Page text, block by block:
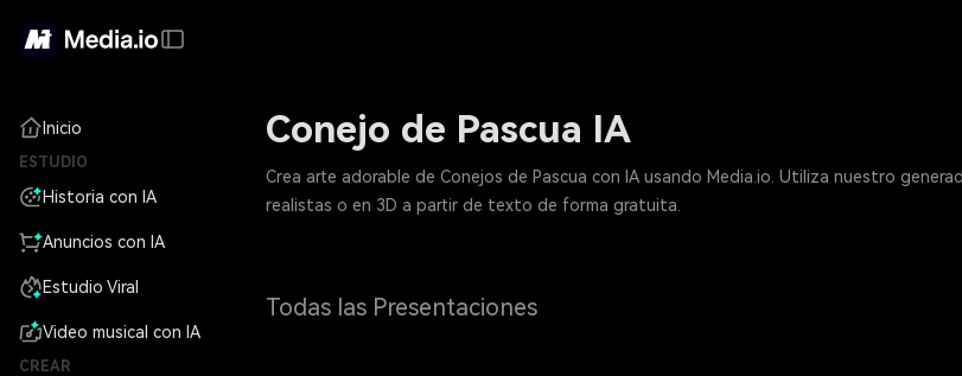
Inicio
ESTUDIO
Historia con IA
Anuncios con IA
Estudio Viral
Video musical con IA
CREAR
Conejo de Pascua IA
Crea arte adorable de Conejos de Pascua con IA usando Media.io. Utiliza nuestro
realistas o en 3D a partir de texto de forma gratuita.
Todas las Presentaciones